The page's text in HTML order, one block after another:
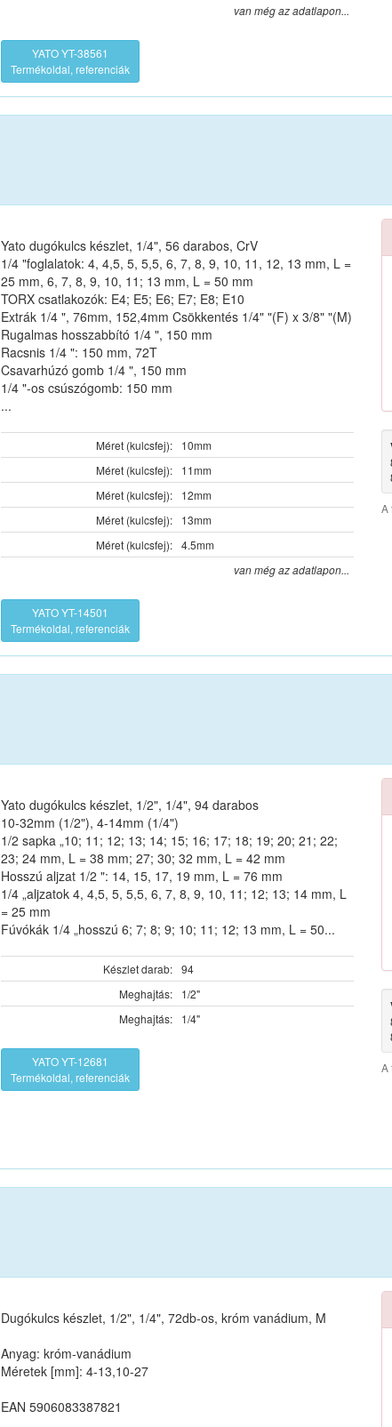
van még az adatlapon...
YATO YT-38561
Termékoldal, referenciák
Yato dugókulcs készlet, 1/4", 56 darabos, CrV
1/4 "foglalatok: 4, 4,5, 5, 5,5, 6, 7, 8, 9, 10, 11, 12, 13 mm, L =
25 mm, 6, 7, 8, 9, 10, 11; 13 mm, L = 50 mm
TORX csatlakozók: E4; E5; E6; E7; E8; E10
Extrák 1/4 ", 76mm, 152,4mm Csökkentés 1/4" "(F) x 3/8" "(M)
Rugalmas hosszabbító 1/4 ", 150 mm
Racsnis 1/4 ": 150 mm, 72T
Csavarhúzó gomb 1/4 ", 150 mm
1/4 "-os csúszógomb: 150 mm
...
Méret (kulcsfej):
10mm
Méret (kulcsfej):
11mm
Méret (kulcsfej):
12mm
Méret (kulcsfej):
13mm
Méret (kulcsfej):
4.5mm
van még az adatlapon...
YATO YT-14501
Termékoldal, referenciák
A
Yato dugókulcs készlet, 1/2", 1/4", 94 darabos
10-32mm (1/2"), 4-14mm (1/4")
1/2 sapka „10; 11; 12; 13; 14; 15; 16; 17; 18; 19; 20; 21; 22;
23; 24 mm, L = 38 mm; 27; 30; 32 mm, L = 42 mm
Hosszú aljzat 1/2 ": 14, 15, 17, 19 mm, L = 76 mm
1/4 „aljzatok 4, 4,5, 5, 5,5, 6, 7, 8, 9, 10, 11; 12; 13; 14 mm, L
= 25 mm
Fúvókák 1/4 „hosszú 6; 7; 8; 9; 10; 11; 12; 13 mm, L = 50...
Készlet darab:
94
Meghajtás:
1/2"
Meghajtás:
1/4"
YATO YT-12681
Termékoldal, referenciák
A
Dugókulcs készlet, 1/2", 1/4", 72db-os, króm vanádium, M
Anyag: króm-vanádium
Méretek [mm]: 4-13,10-27
EAN 5906083387821